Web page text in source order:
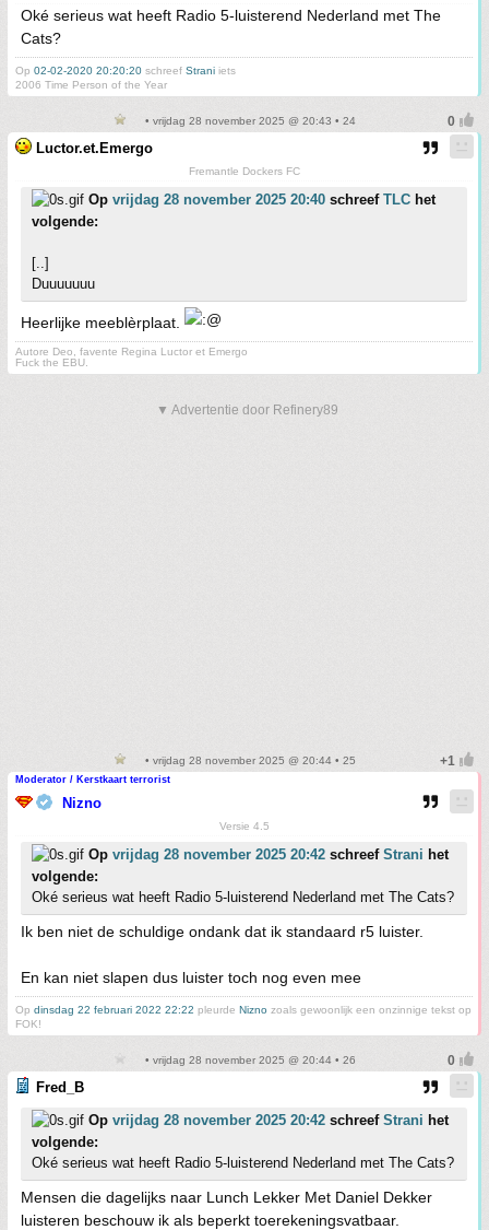
Oké serieus wat heeft Radio 5-luisterend Nederland met The
Cats?
Op 02-02-2020 20:20:20 schreef Strani iets
2006 Time Person of the Year
• vrijdag 28 november 2025 @ 20:43 • 24
Luctor.et.Emergo
Fremantle Dockers FC
Op vrijdag 28 november 2025 20:40 schreef TLC het
volgende:
[..]
Duuuuuuu
Heerlijke meeblèrplaat.
Autore Deo, favente Regina Luctor et Emergo
Fuck the EBU.
▼ Advertentie door Refinery89
• vrijdag 28 november 2025 @ 20:44 • 25
Moderator / Kerstkaart terrorist
Nizno
Versie 4.5
Op vrijdag 28 november 2025 20:42 schreef Strani het
volgende:
Oké serieus wat heeft Radio 5-luisterend Nederland met The Cats?
Ik ben niet de schuldige ondank dat ik standaard r5 luister.
En kan niet slapen dus luister toch nog even mee
Op dinsdag 22 februari 2022 22:22 pleurde Nizno zoals gewoonlijk een onzinnige tekst op
FOK!
• vrijdag 28 november 2025 @ 20:44 • 26
Fred_B
Op vrijdag 28 november 2025 20:42 schreef Strani het
volgende:
Oké serieus wat heeft Radio 5-luisterend Nederland met The Cats?
Mensen die dagelijks naar Lunch Lekker Met Daniel Dekker
luisteren beschouw ik als beperkt toerekeningsvatbaar.